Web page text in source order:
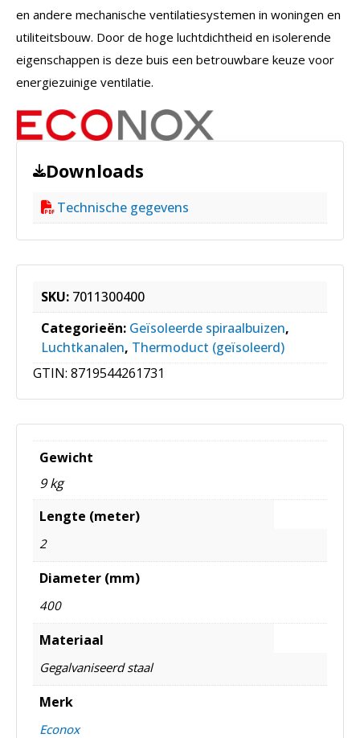
en andere mechanische ventilatiesystemen in woningen en
utiliteitsbouw. Door de hoge luchtdichtheid en isolerende
eigenschappen is deze buis een betrouwbare keuze voor
energiezuinige ventilatie.
Downloads
Technische gegevens
SKU: 7011300400
Categorieën: Geïsoleerde spiraalbuizen,
Luchtkanalen, Thermoduct (geïsoleerd)
GTIN: 8719544261731
Gewicht
9 kg
Lengte (meter)
2
Diameter (mm)
400
Materiaal
Gegalvaniseerd staal
Merk
Econox